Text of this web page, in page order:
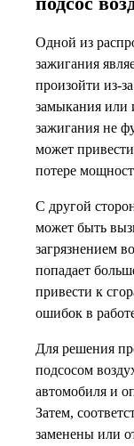
Одной из
зажигания
произойти из-
замыкания или
зажигания не
может
потере
С другой
может быть
загрязнением
попадает
привести к
ошибок в
Для решения
подсосом
автомобиля и
Затем,
заменены или